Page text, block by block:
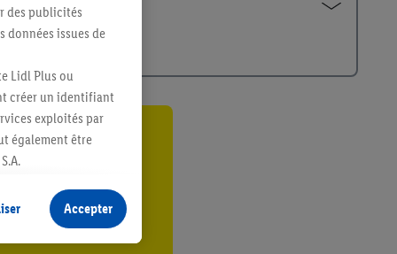
des publicités
données issues de
Lidl Plus ou
créer un identifiant
exploités par
également être
sans procéder à
terminaux ou
échéant, d’autres
Accepter